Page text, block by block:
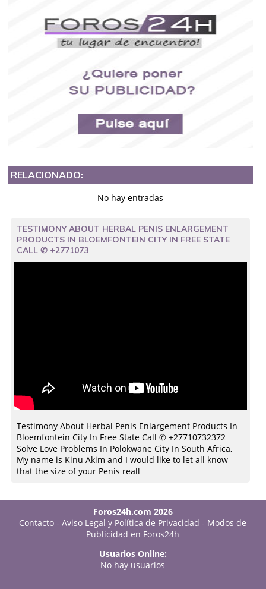
RELACIONADO:
No hay entradas
TESTIMONY ABOUT HERBAL PENIS ENLARGEMENT
PRODUCTS IN BLOEMFONTEIN CITY IN FREE STATE
CALL ✆ +2771073
Testimony About Herbal Penis Enlargement Products In
Bloemfontein City In Free State Call ✆ +27710732372
Solve Love Problems In Polokwane City In South Africa,
My name is Kinu Akim and I would like to let all know
that the size of your Penis reall
Foros24h.com 2026
Contacto -Aviso Legal y Política de Privacidad - Modos de
Publicidad en Foros24h
Usuarios Online:
No hay usuarios